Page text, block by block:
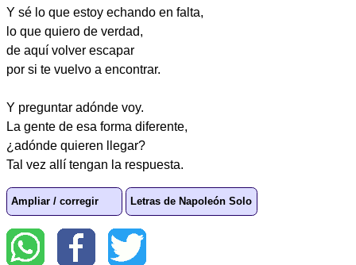
Y sé lo que estoy echando en falta,
lo que quiero de verdad,
de aquí volver escapar
por si te vuelvo a encontrar.
Y preguntar adónde voy.
La gente de esa forma diferente,
¿adónde quieren llegar?
Tal vez allí tengan la respuesta.
Ampliar / corregir Letras de Napoleón Solo